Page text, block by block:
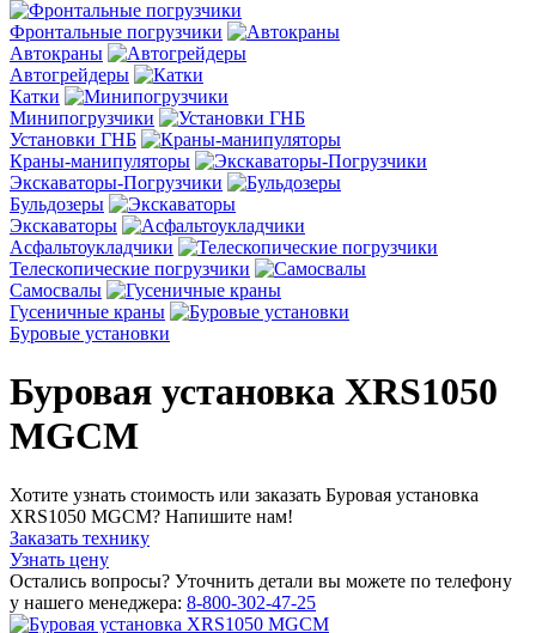
Фронтальные погрузчики
Автокраны
Автогрейдеры
Катки
Минипогрузчики
Установки ГНБ
Краны-манипуляторы
Экскаваторы-Погрузчики
Бульдозеры
Экскаваторы
Асфальтоукладчики
Телескопические погрузчики
Cамосвалы
Гусеничные краны
Буровые установки
Буровая установка XRS1050
MGCM
Хотите узнать стоимость или заказать Буровая установка
XRS1050 MGCM? Напишите нам!
Заказать технику
Узнать цену
Остались вопросы? Уточнить детали вы можете по телефону
у нашего менеджера: 8-800-302-47-25